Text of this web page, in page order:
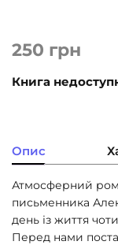
250 грн
Книга
Опис
Атмосферний
письменника
день із життя
Перед нами